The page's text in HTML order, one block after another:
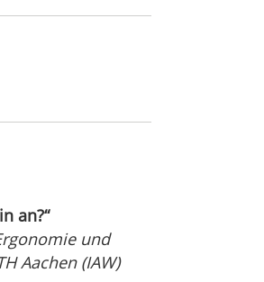
an?“
und
Aachen (IAW)